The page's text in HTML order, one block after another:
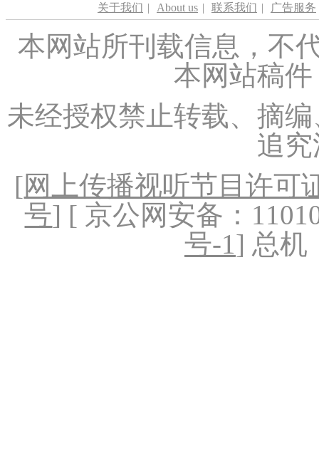
关于我们 | About us | 联系我们 | 广告服务
本网站所刊载信息，不
本网站稿
未经授权禁止转载、摘
追
[网上传播视听节目许可
号] [ 京公网安备：
号-1] 总机